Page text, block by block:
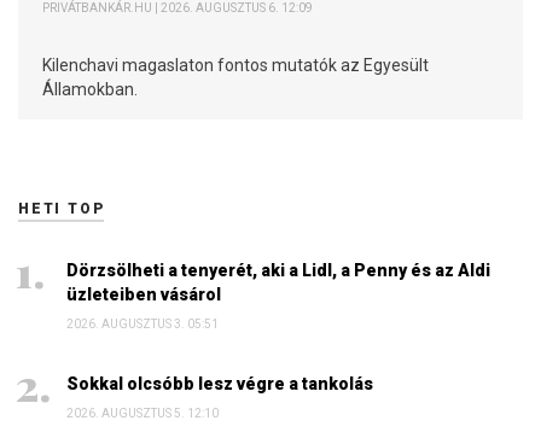
PRIVÁTBANKÁR.HU | 2026. AUGUSZTUS 6. 12:09
Kilenchavi magaslaton fontos mutatók az Egyesült
Államokban.
HETI TOP
Dörzsölheti a tenyerét, aki a Lidl, a Penny és az Aldi
üzleteiben vásárol
2026. AUGUSZTUS 3. 05:51
Sokkal olcsóbb lesz végre a tankolás
2026. AUGUSZTUS 5. 12:10